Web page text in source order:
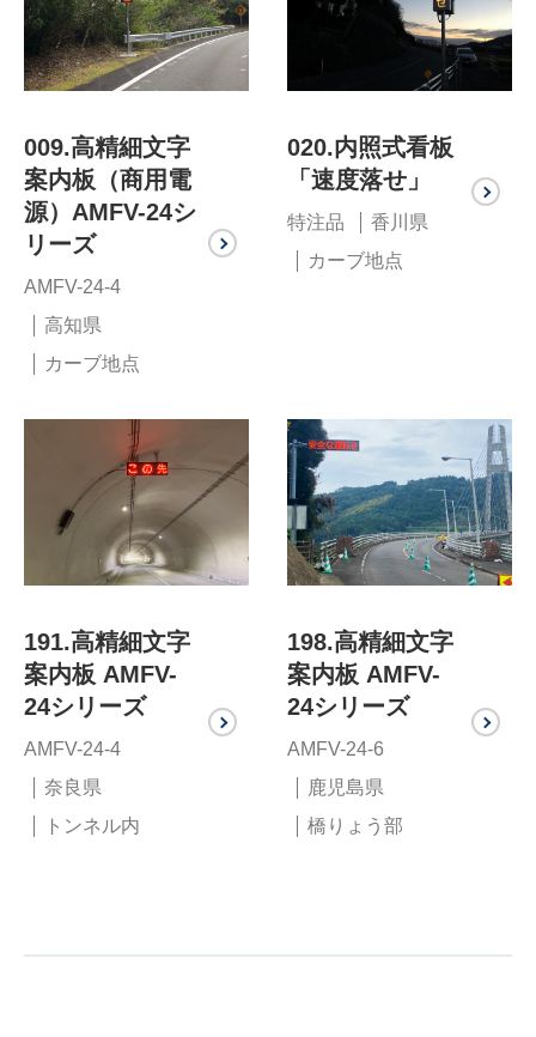
009.高精細文字
案内板（商用電
源）AMFV-24シ
リーズ
AMFV-24-4
高知県
カーブ地点
020.内照式看板
「速度落せ」
特注品
香川県
カーブ地点
191.高精細文字
案内板 AMFV-
24シリーズ
AMFV-24-4
奈良県
トンネル内
198.高精細文字
案内板 AMFV-
24シリーズ
AMFV-24-6
鹿児島県
橋りょう部